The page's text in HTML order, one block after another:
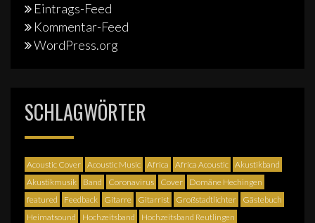
Eintrags-Feed
Kommentar-Feed
WordPress.org
SCHLAGWÖRTER
Acoustic Cover Acoustic Music Africa Africa Acoustic Akustikband
Akustikmusik
Band Coronavirus Cover
Domäne Hechingen
featured
Feedback Gitarre Gitarrist Großstadtlichter
Gästebuch
Heimatsound
Hochzeitsband Hochzeitsband Reutlingen